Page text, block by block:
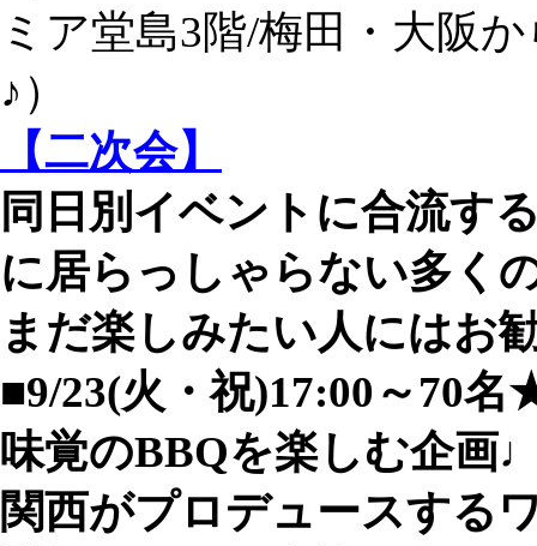
ミア堂島3階/梅田・大阪
♪）
【二次会】
同日別イベントに合流す
に居らっしゃらない多く
まだ楽しみたい人にはお
■9/23(火・祝)17:00～70
味覚のBBQを楽しむ企画
関西がプロデュースする